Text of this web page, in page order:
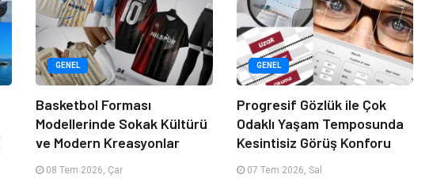
GENEL
Basketbol Forması
Modellerinde Sokak Kültürü
ve Modern Kreasyonlar
08 Tem 2026, Çar
GENEL
Progresif Gözlük ile Çok
Odaklı Yaşam Temposunda
Kesintisiz Görüş Konforu
07 Tem 2026, Sal